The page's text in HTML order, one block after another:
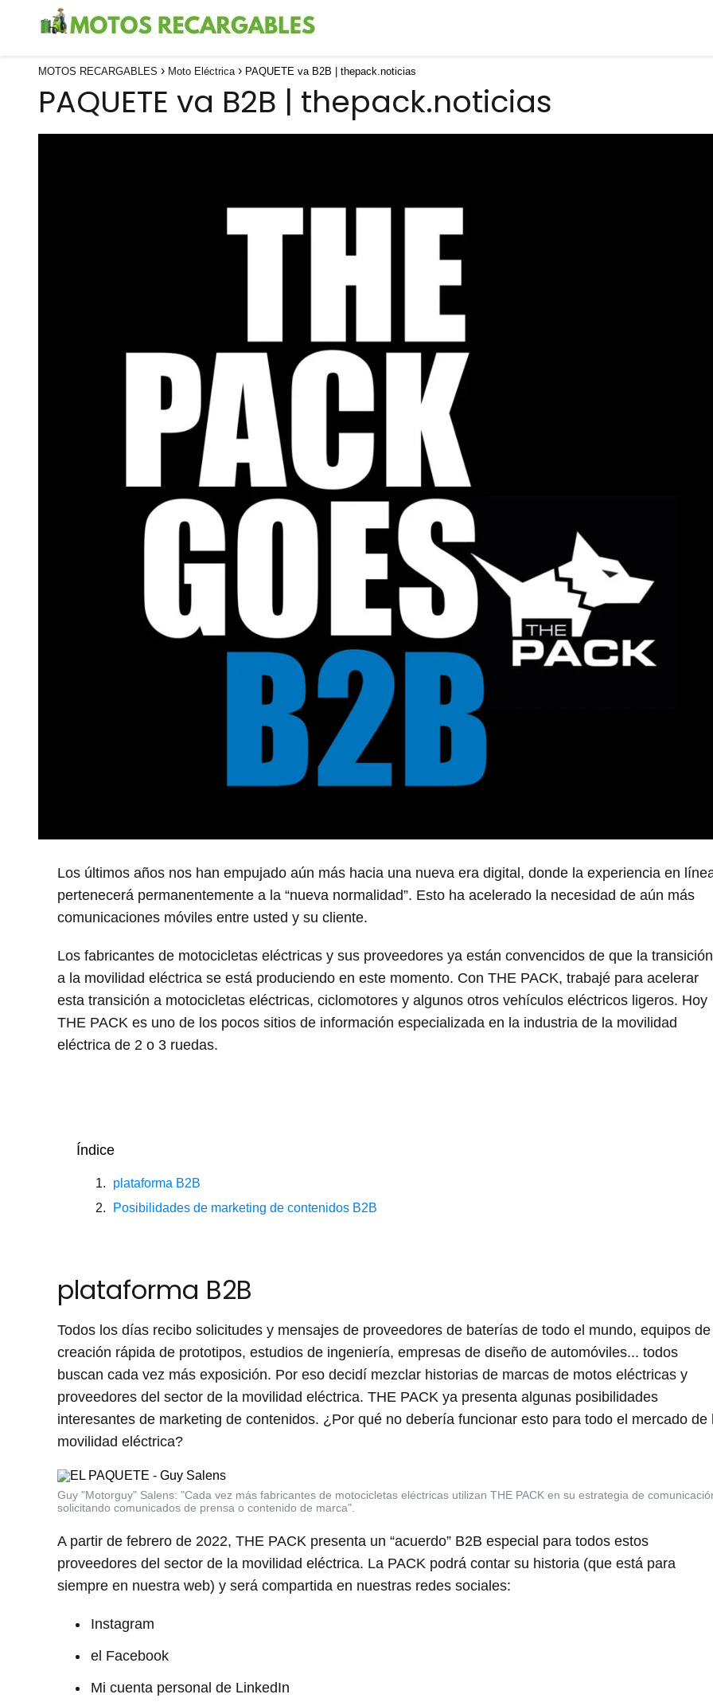
MOTOS RECARGABLES Moto Eléctrica PAQUETE va B2B | thepack.noticias
PAQUETE va B2B | thepack.noticias
Los últimos años nos han empujado aún más hacia una nueva era digital, donde la experiencia en
pertenecerá permanentemente a la “nueva normalidad”. Esto ha acelerado la necesidad de aún más
comunicaciones móviles entre usted y su cliente.
Los fabricantes de motocicletas eléctricas y sus proveedores ya están convencidos de que la transición
a la movilidad eléctrica se está produciendo en este momento. Con THE PACK, trabajé para acelerar
esta transición a motocicletas eléctricas, ciclomotores y algunos otros vehículos eléctricos ligeros. Hoy
THE PACK es uno de los pocos sitios de información especializada en la industria de la movilidad
eléctrica de 2 o 3 ruedas.
Índice
plataforma B2B
Posibilidades de marketing de contenidos B2B
plataforma B2B
Todos los días recibo solicitudes y mensajes de proveedores de baterías de todo el mundo, equipos de
creación rápida de prototipos, estudios de ingeniería, empresas de diseño de automóviles... todos
buscan cada vez más exposición. Por eso decidí mezclar historias de marcas de motos eléctricas y
proveedores del sector de la movilidad eléctrica. THE PACK ya presenta algunas posibilidades
interesantes de marketing de contenidos. ¿Por qué no debería funcionar esto para todo el mercado de
movilidad eléctrica?
Guy "Motorguy" Salens: "Cada vez más fabricantes de motocicletas eléctricas utilizan THE PACK en su estrategia de
solicitando comunicados de prensa o contenido de marca".
A partir de febrero de 2022, THE PACK presenta un “acuerdo” B2B especial para todos estos
proveedores del sector de la movilidad eléctrica. La PACK podrá contar su historia (que está para
siempre en nuestra web) y será compartida en nuestras redes sociales:
Instagram
el Facebook
Mi cuenta personal de LinkedIn